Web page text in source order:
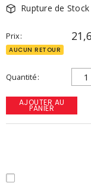
Rupture de Stock
Prix
AUCUN RETOUR
Quantité
AJOUTER AU
PANIER